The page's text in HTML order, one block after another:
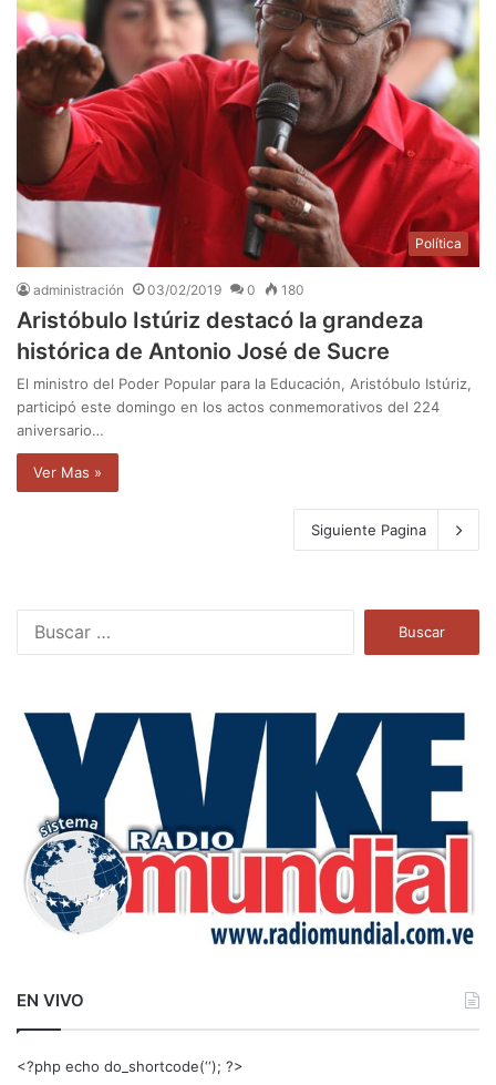
Política
administración 03/02/2019 0 180
Aristóbulo Istúriz destacó la grandeza
histórica de Antonio José de Sucre
El ministro del Poder Popular para la Educación, Aristóbulo Istúriz,
participó este domingo en los actos conmemorativos del 224
aniversario…
Ver Mas »
Siguiente Pagina
a
EN VIVO
<?php echo do_shortcode(‘‘); ?>